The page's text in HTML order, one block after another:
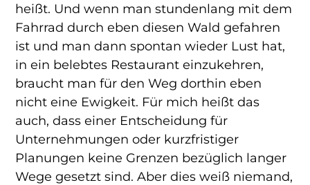
heißt. Und wenn man stundenlang mit dem
Fahrrad durch eben diesen Wald gefahren
ist und man dann spontan wieder Lust hat,
in ein belebtes Restaurant einzukehren,
braucht man für den Weg dorthin eben
nicht eine Ewigkeit. Für mich heißt das
auch, dass einer Entscheidung für
Unternehmungen oder kurzfristiger
Planungen keine Grenzen bezüglich langer
Wege gesetzt sind. Aber dies weiß niemand,